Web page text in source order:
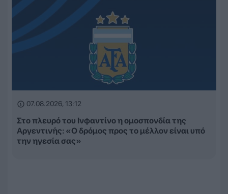
07.08.2026, 13:12
Στο πλευρό του Ινφαντίνο η ομοσπονδία της
Αργεντινής: «Ο δρόμος προς το μέλλον είναι υπό
την ηγεσία σας»